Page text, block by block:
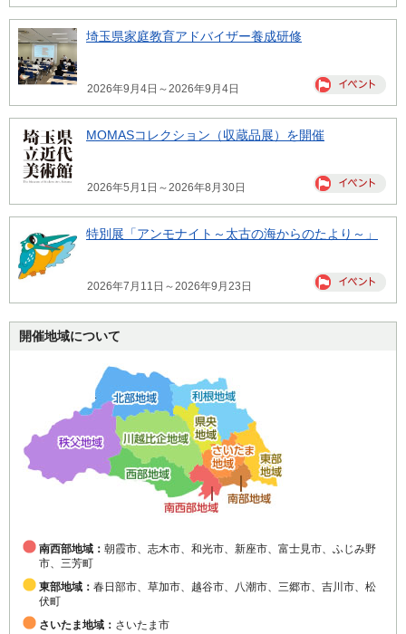
埼玉県家庭教育アドバイザー養成研修
2026年9月4日～2026年9月4日
MOMASコレクション（収蔵品展）を開催
2026年5月1日～2026年8月30日
特別展「アンモナイト～太古の海からのたより～」
2026年7月11日～2026年9月23日
開催地域について
南西部地域： 朝霞市、志木市、和光市、新座市、富士見市、ふじみ野
市、三芳町
東部地域： 春日部市、草加市、越谷市、八潮市、三郷市、吉川市、松
伏町
さいたま地域： さいたま市